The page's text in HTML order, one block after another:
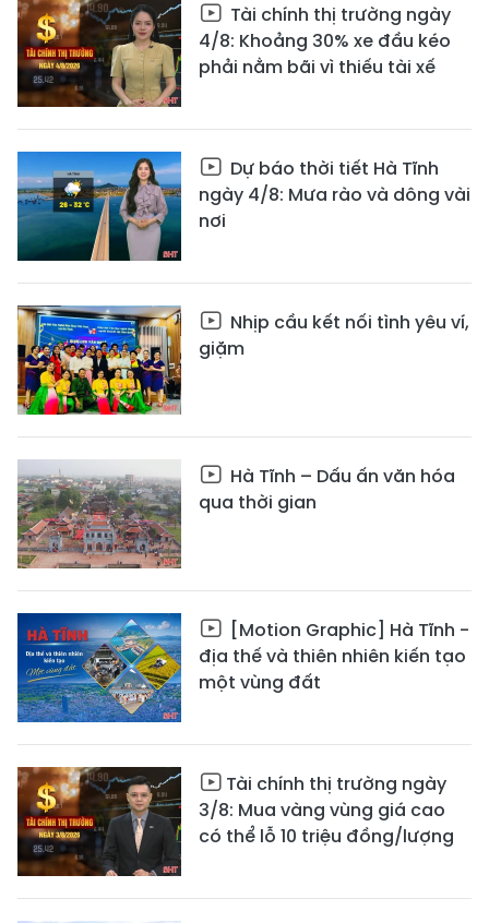
Tài chính thị trường ngày
4/8: Khoảng 30% xe đầu kéo
phải nằm bãi vì thiếu tài xế
Dự báo thời tiết Hà Tĩnh
ngày 4/8: Mưa rào và dông vài
nơi
Nhịp cầu kết nối tình yêu ví,
giặm
Hà Tĩnh – Dấu ấn văn hóa
qua thời gian
[Motion Graphic] Hà Tĩnh -
địa thế và thiên nhiên kiến tạo
một vùng đất
Tài chính thị trường ngày
3/8: Mua vàng vùng giá cao
có thể lỗ 10 triệu đồng/lượng